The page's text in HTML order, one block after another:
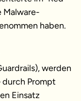
Malware-
haben.
werden
Prompt
Einsatz